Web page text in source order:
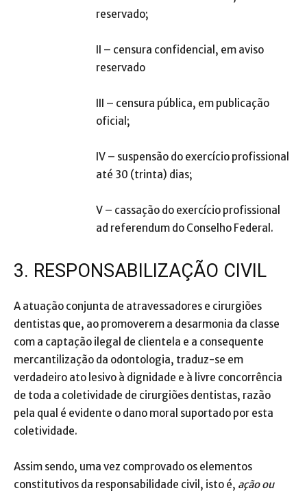
reservado;
II – censura confidencial, em aviso
reservado
III – censura pública, em publicação
oficial;
IV – suspensão do exercício profissional
até 30 (trinta) dias;
V – cassação do exercício profissional
ad referendum do Conselho Federal.
3. RESPONSABILIZAÇÃO CIVIL
A atuação conjunta de atravessadores e cirurgiões
dentistas que, ao promoverem a desarmonia da classe
com a captação ilegal de clientela e a consequente
mercantilização da odontologia, traduz-se em
verdadeiro ato lesivo à dignidade e à livre concorrência
de toda a coletividade de cirurgiões dentistas, razão
pela qual é evidente o dano moral suportado por esta
coletividade.
Assim sendo, uma vez comprovado os elementos
constitutivos da responsabilidade civil, isto é, ação ou